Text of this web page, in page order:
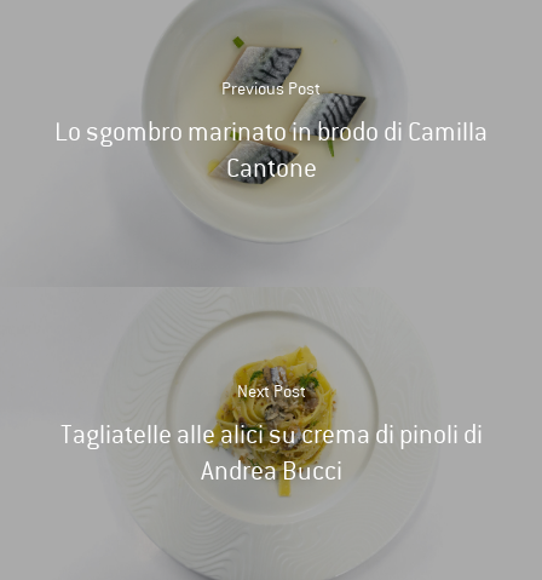
Previous Post
Lo sgombro marinato in brodo di Camilla
Cantone
Next Post
Tagliatelle alle alici su crema di pinoli di
Andrea Bucci